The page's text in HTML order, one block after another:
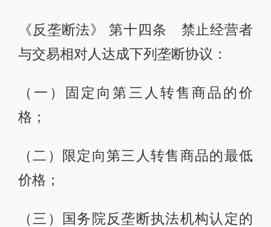
《反垄断法》 第十四条 禁止经营者
与交易相对人达成下列垄断协议：
（一）固定向第三人转售商品的价
格；
（二）限定向第三人转售商品的最低
价格；
（三）国务院反垄断执法机构认定的